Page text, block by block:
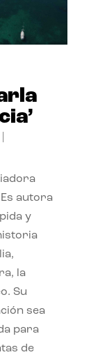
autora
y
la
Su
sea
para
de